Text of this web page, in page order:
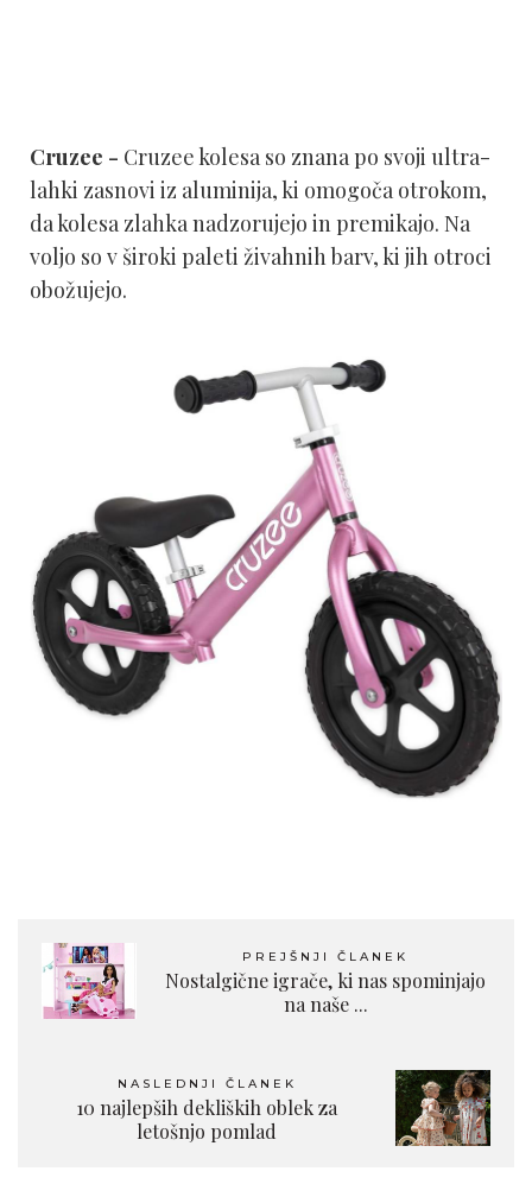
Cruzee - Cruzee kolesa so znana po svoji ultra-
lahki zasnovi iz aluminija, ki omogoča otrokom,
da kolesa zlahka nadzorujejo in premikajo. Na
voljo so v široki paleti živahnih barv, ki jih otroci
obožujejo.
PREJŠNJI ČLANEK
Nostalgične igrače, ki nas spominjajo
na naše ...
NASLEDNJI ČLANEK
10 najlepših dekliških oblek za
letošnjo pomlad